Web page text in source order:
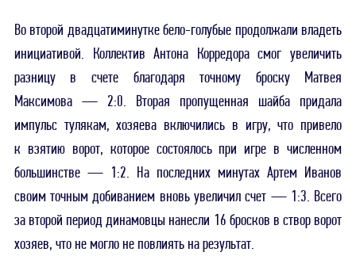
Во второй двадцатиминутке бело-голубые продолжали владеть
инициативой. Коллектив Антона Корредора смог увеличить
разницу в счете благодаря точному броску Матвея
Максимова — 2:0. Вторая пропущенная шайба придала
импульс тулякам, хозяева включились в игру, что привело
к взятию ворот, которое состоялось при игре в численном
большинстве — 1:2. На последних минутах Артем Иванов
своим точным добиванием вновь увеличил счет — 1:3. Всего
за второй период динамовцы нанесли 16 бросков в створ ворот
хозяев, что не могло не повлиять на результат.